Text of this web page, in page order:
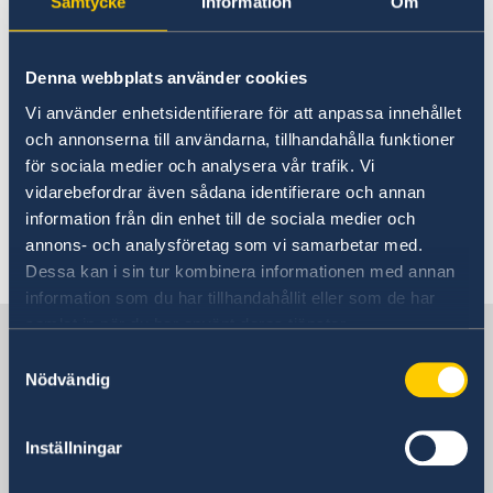
Denna webbplats använder cookies
Vi använder enhetsidentifierare för att anpassa innehållet
och annonserna till användarna, tillhandahålla funktioner
för sociala medier och analysera vår trafik. Vi
vidarebefordrar även sådana identifierare och annan
information från din enhet till de sociala medier och
annons- och analysföretag som vi samarbetar med.
Dessa kan i sin tur kombinera informationen med annan
information som du har tillhandahållit eller som de har
samlat in när du har använt deras tjänster.
Nödvändig
Inställningar
Ambassaden består av personal från
utrikesdepartementet och lokalanställda.
Ambassadör sedan 2024 är Louise Calais.
Senast uppdaterad 13 aug. 2025, 15.14
Sverige i Reykjavik
Besöksadress